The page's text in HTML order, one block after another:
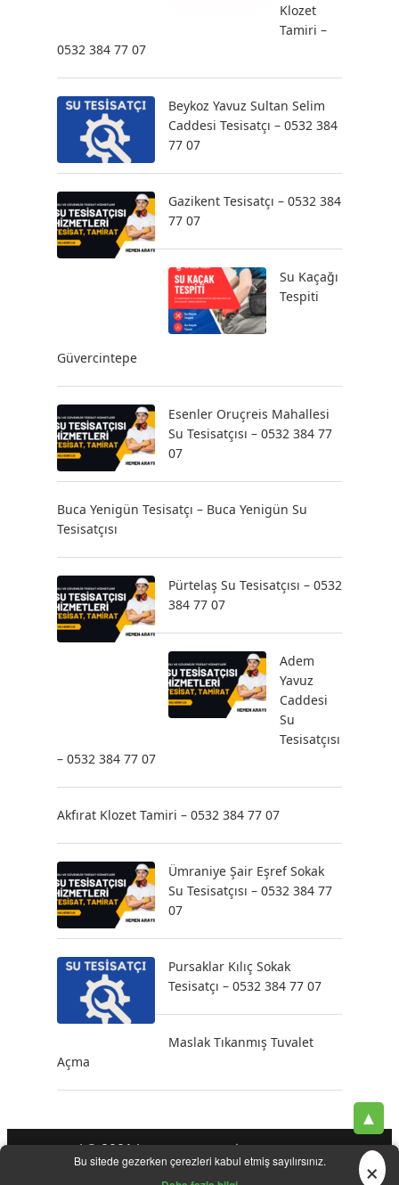
Klozet
Tamiri –
0532 384 77 07
Beykoz Yavuz Sultan Selim
Caddesi Tesisatçı – 0532 384
77 07
Gazikent Tesisatçı – 0532 384
77 07
Su Kaçağı
Tespiti
Güvercintepe
Esenler Oruçreis Mahallesi
Su Tesisatçısı – 0532 384 77
07
Buca Yenigün Tesisatçı – Buca Yenigün Su
Tesisatçısı
Pürtelaş Su Tesisatçısı – 0532
384 77 07
Adem
Yavuz
Caddesi
Su
Tesisatçısı
– 0532 384 77 07
Akfırat Klozet Tamiri – 0532 384 77 07
Ümraniye Şair Eşref Sokak
Su Tesisatçısı – 0532 384 77
07
Pursaklar Kılıç Sokak
Tesisatçı – 0532 384 77 07
Maslak Tıkanmış Tuvalet
Açma
Bu sitede gezerken çerezleri kabul etmiş sayılırsınız. ×
▲
| © 2021 |- - - Klozet
Su Kaçak Tespiti-Su Tesisatçı-Su Tesisat Hizmetleri-
-